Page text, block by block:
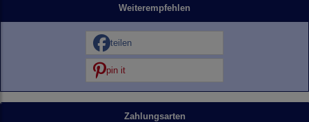
Weiterempfehlen
teilen
pin it
Zahlungsarten